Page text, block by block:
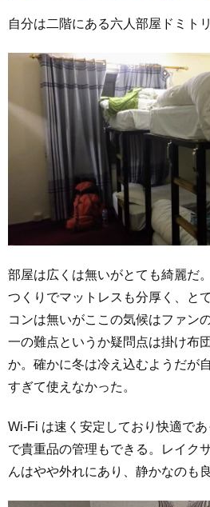
自分は二階にある六人部屋ドミト
部屋は広くは無いがとても綺麗だ
つくりでマットレスも分厚く、と
コンは無いがここの気候はファン
一の難点というか疑問点は掛け布
か。確かに冬は冷え込むようだが
すぎて使えなかった。
Wi-Fi は速く安定しており快適で
で貴重品の管理もできる。レイク
んはやや外れにあり、静かなのも良